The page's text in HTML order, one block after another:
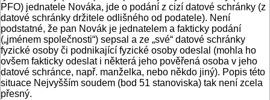
PFO) jednatele Nováka, jde o podání z cizí datové schránky (z
datové schránky držitele odlišného od podatele). Není
podstatné, že pan Novák je jednatelem a fakticky podání
(„jménem společnosti“) sepsal a ze „své“ datové schránky
fyzické osoby či podnikající fyzické osoby odeslal (mohla ho
ovšem fakticky odeslat i některá jeho pověřená osoba v jeho
datové schránce, např. manželka, nebo někdo jiný). Popis této
situace Nejvyšším soudem (bod 51 stanoviska) tak není zcela
přesný.